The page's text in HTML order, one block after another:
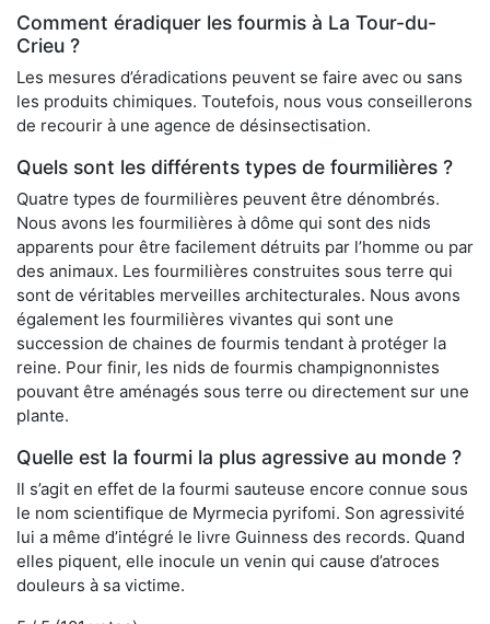
Comment éradiquer les fourmis à La Tour-du-
Crieu ?
Les mesures d’éradications peuvent se faire avec ou sans
les produits chimiques. Toutefois, nous vous conseillerons
de recourir à une agence de désinsectisation.
Quels sont les différents types de fourmilières ?
Quatre types de fourmilières peuvent être dénombrés.
Nous avons les fourmilières à dôme qui sont des nids
apparents pour être facilement détruits par l’homme ou par
des animaux. Les fourmilières construites sous terre qui
sont de véritables merveilles architecturales. Nous avons
également les fourmilières vivantes qui sont une
succession de chaines de fourmis tendant à protéger la
reine. Pour finir, les nids de fourmis champignonnistes
pouvant être aménagés sous terre ou directement sur une
plante.
Quelle est la fourmi la plus agressive au monde ?
Il s’agit en effet de la fourmi sauteuse encore connue sous
le nom scientifique de Myrmecia pyrifomi. Son agressivité
lui a même d’intégré le livre Guinness des records. Quand
elles piquent, elle inocule un venin qui cause d’atroces
douleurs à sa victime.